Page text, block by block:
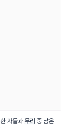
자들과무리 중 남은